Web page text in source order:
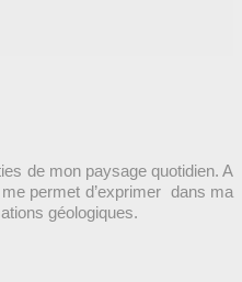
de mon paysage quotidien. A
permet d’exprimer dans ma
géologiques.